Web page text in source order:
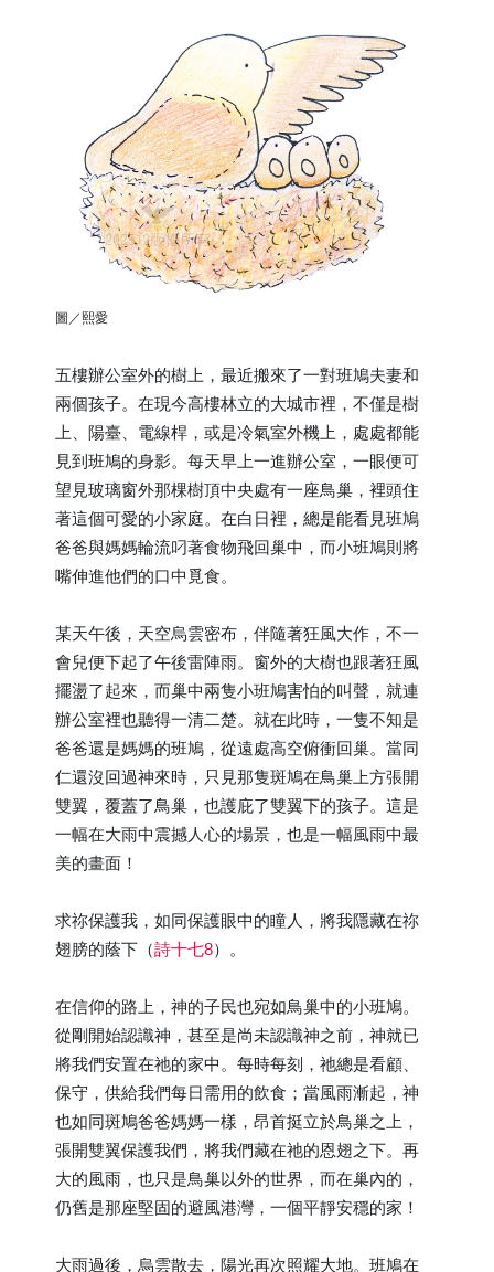
圖／熙愛
五樓辦公室外的樹上，最近搬來了一對班鳩夫妻和
兩個孩子。在現今高樓林立的大城市裡，不僅是樹
上、陽臺、電線桿，或是冷氣室外機上，處處都能
見到班鳩的身影。每天早上一進辦公室，一眼便可
望見玻璃窗外那棵樹頂中央處有一座鳥巢，裡頭住
著這個可愛的小家庭。在白日裡，總是能看見班鳩
爸爸與媽媽輪流叼著食物飛回巢中，而小班鳩則將
嘴伸進他們的口中覓食。
某天午後，天空烏雲密布，伴隨著狂風大作，不一
會兒便下起了午後雷陣雨。窗外的大樹也跟著狂風
擺盪了起來，而巢中兩隻小班鳩害怕的叫聲，就連
辦公室裡也聽得一清二楚。就在此時，一隻不知是
爸爸還是媽媽的班鳩，從遠處高空俯衝回巢。當同
仁還沒回過神來時，只見那隻斑鳩在鳥巢上方張開
雙翼，覆蓋了鳥巢，也護庇了雙翼下的孩子。這是
一幅在大雨中震撼人心的場景，也是一幅風雨中最
美的畫面！
求祢保護我，如同保護眼中的瞳人，將我隱藏在祢
翅膀的蔭下（詩十七8）。
在信仰的路上，神的子民也宛如鳥巢中的小班鳩。
從剛開始認識神，甚至是尚未認識神之前，神就已
將我們安置在祂的家中。每時每刻，祂總是看顧、
保守，供給我們每日需用的飲食；當風雨漸起，神
也如同斑鳩爸爸媽媽一樣，昂首挺立於鳥巢之上，
張開雙翼保護我們，將我們藏在祂的恩翅之下。再
大的風雨，也只是鳥巢以外的世界，而在巢內的，
仍舊是那座堅固的避風港灣，一個平靜安穩的家！
大雨過後，烏雲散去，陽光再次照耀大地。班鳩在